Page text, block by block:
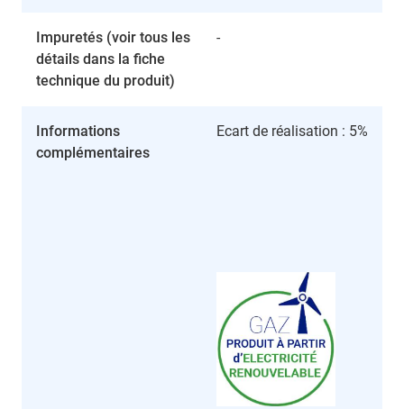
Impuretés (voir tous les
détails dans la fiche
technique du produit)
-
Informations
complémentaires
Ecart de réalisation : 5%